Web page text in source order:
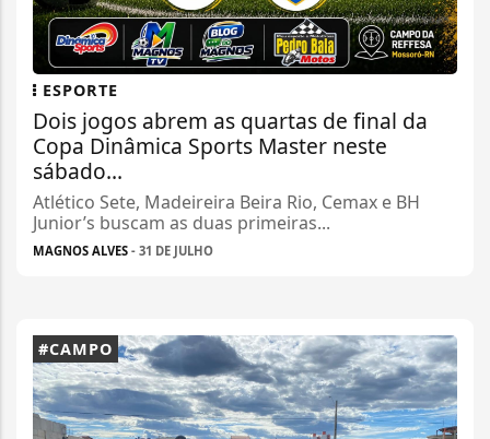
ESPORTE
Dois jogos abrem as quartas de final da
Copa Dinâmica Sports Master neste
sábado...
Atlético Sete, Madeireira Beira Rio, Cemax e BH
Junior’s buscam as duas primeiras...
MAGNOS ALVES - 31 DE JULHO
#CAMPO